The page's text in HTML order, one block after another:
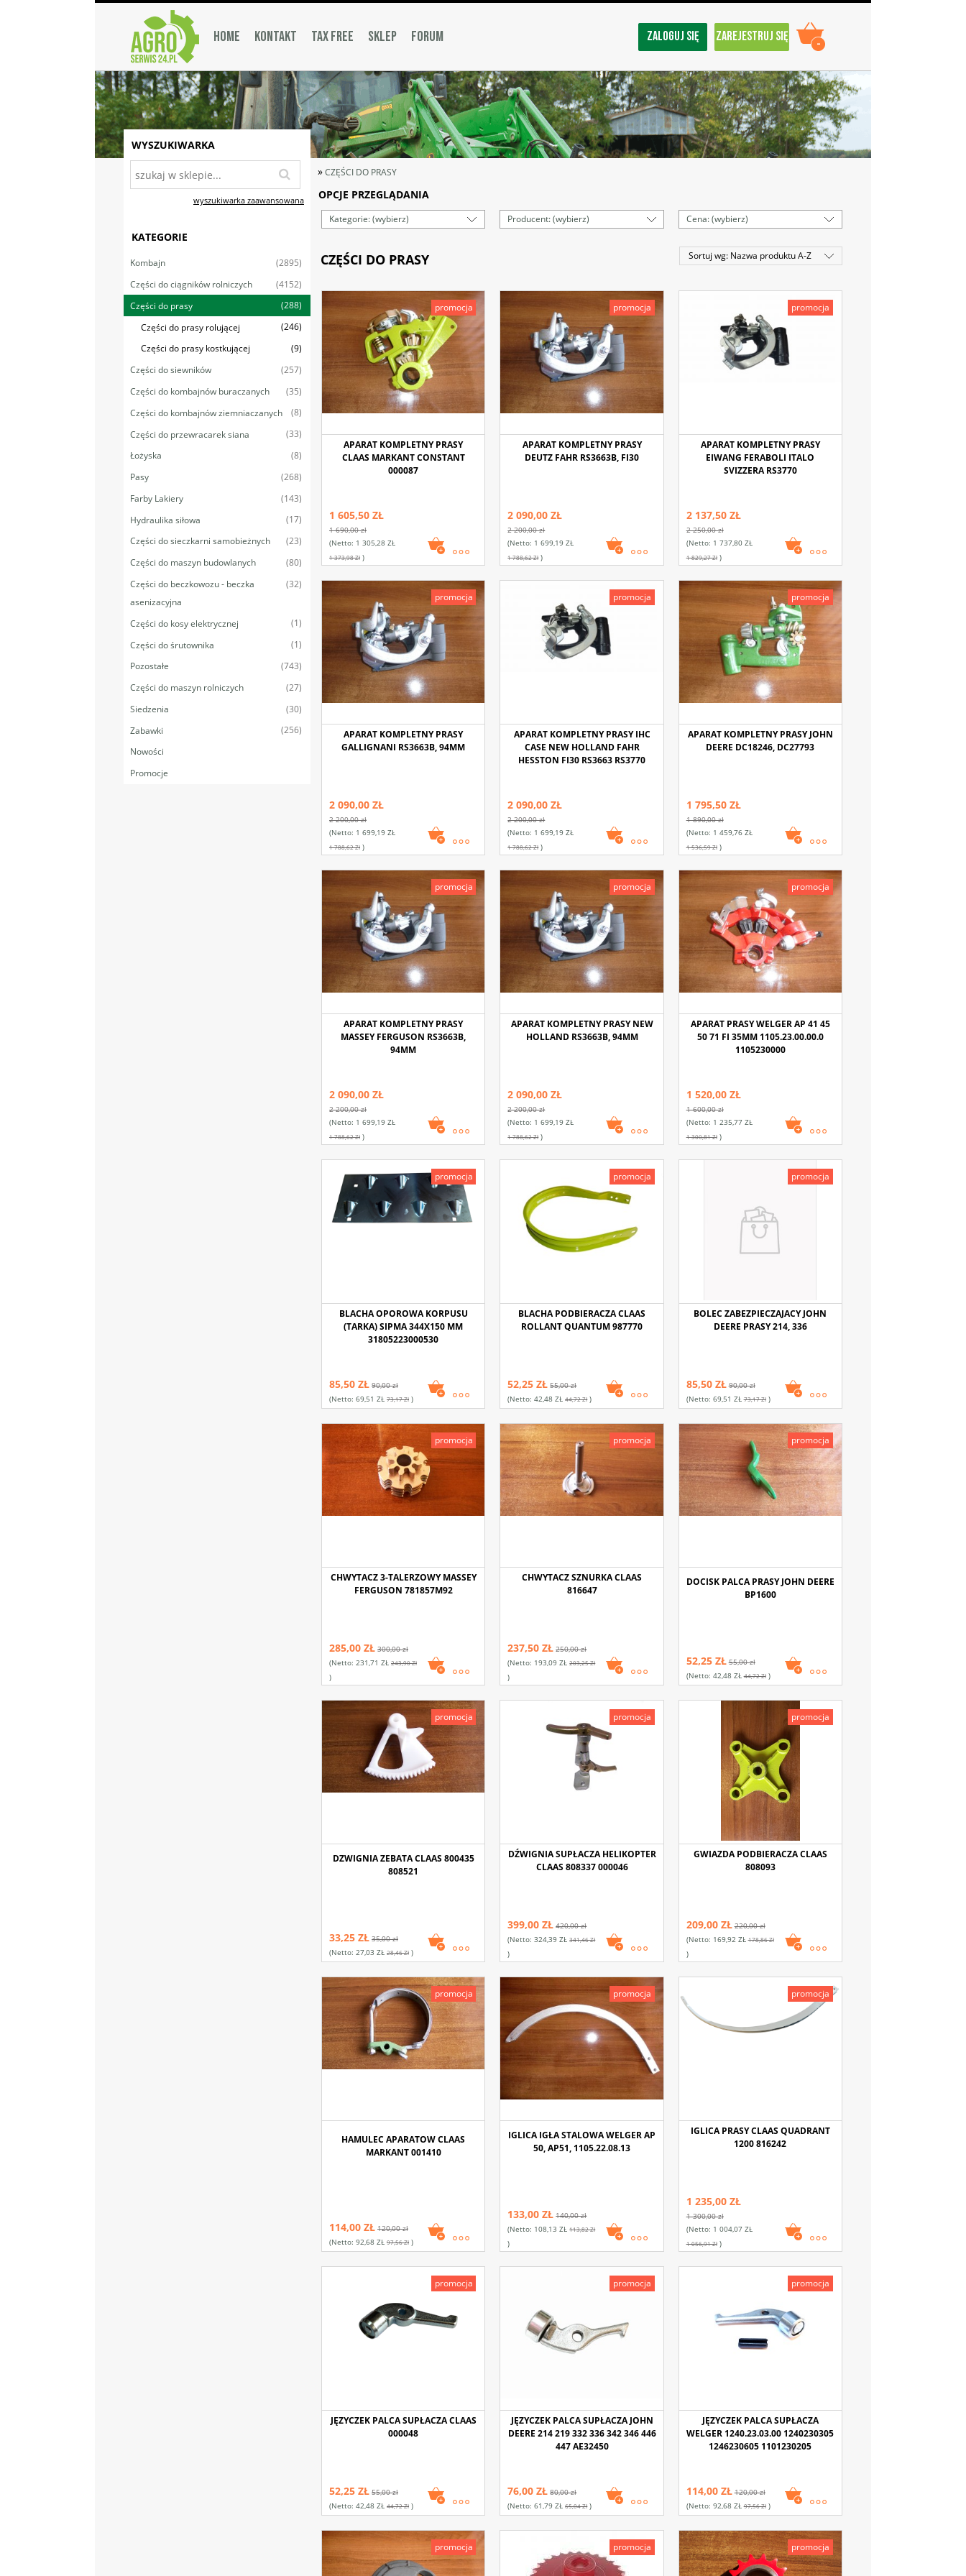
HOME KONTAKT TAX FREE SKLEP FORUM ZALOGUJ SIĘ ZAREJESTRUJ SIĘ
-
WYSZUKIWARKA
wyszukiwarka zaawansowana
KATEGORIE
Kombajn
(2895)
Części do ciągników rolniczych
(4152)
Części do prasy
(288)
Części do prasy rolującej
(246)
Części do prasy kostkującej
(9)
Części do siewników
(257)
Części do kombajnów buraczanych
(35)
Części do kombajnów ziemniaczanych
(8)
Części do przewracarek siana
(33)
Łożyska
(8)
Pasy
(268)
Farby Lakiery
(143)
Hydraulika siłowa
(17)
Części do sieczkarni samobieżnych
(23)
Części do maszyn budowlanych
(80)
Części do beczkowozu - beczka
asenizacyjna
(32)
Części do kosy elektrycznej
(1)
Części do śrutownika
(1)
Pozostałe
(743)
Części do maszyn rolniczych
(27)
Siedzenia
(30)
Zabawki
(256)
Nowości
Promocje
»CZĘŚCI DO PRASY
OPCJE PRZEGLĄDANIA
Kategorie: (wybierz) Producent: (wybierz) Cena: (wybierz)
CZĘŚCI DO PRASY Sortuj wg: Nazwa produktu A-Z
APARAT KOMPLETNY PRASY
CLAAS MARKANT CONSTANT
000087
1 605,50 ZŁ
1 690,00 zł
(netto: 1 305,28 ZŁ
1 373,98 Zł )
promocja
APARAT KOMPLETNY PRASY
DEUTZ FAHR RS3663B, FI30
2 090,00 ZŁ
2 200,00 zł
(netto: 1 699,19 ZŁ
1 788,62 Zł)
promocja
APARAT KOMPLETNY PRASY
EIWANG FERABOLI ITALO
SVIZZERA RS3770
2 137,50 ZŁ
2 250,00 zł
(netto: 1 737,80 ZŁ
1 829,27 Zł)
promocja
APARAT KOMPLETNY PRASY
GALLIGNANI RS3663B, 94MM
2 090,00 ZŁ
2 200,00 zł
(netto: 1 699,19 ZŁ
1 788,62 Zł )
promocja
APARAT KOMPLETNY PRASY IHC
CASE NEW HOLLAND FAHR
HESSTON FI30 RS3663 RS3770
2 090,00 ZŁ
2 200,00 zł
(netto: 1 699,19 ZŁ
1 788,62 Zł)
promocja
APARAT KOMPLETNY PRASY JOHN
DEERE DC18246, DC27793
1 795,50 ZŁ
1 890,00 zł
(netto: 1 459,76 ZŁ
1 536,59 Zł)
promocja
APARAT KOMPLETNY PRASY
MASSEY FERGUSON RS3663B,
94MM
2 090,00 ZŁ
2 200,00 zł
(netto: 1 699,19 ZŁ
1 788,62 Zł )
promocja
APARAT KOMPLETNY PRASY NEW
HOLLAND RS3663B, 94MM
2 090,00 ZŁ
2 200,00 zł
(netto: 1 699,19 ZŁ
1 788,62 Zł)
promocja
APARAT PRASY WELGER AP 41 45
50 71 FI 35MM 1105.23.00.00.0
1105230000
1 520,00 ZŁ
1 600,00 zł
(netto: 1 235,77 ZŁ
1 300,81 Zł)
promocja
BLACHA OPOROWA KORPUSU
(TARKA) SIPMA 344X150 MM
31805223000530
85,50 ZŁ 90,00 zł
(netto: 69,51 ZŁ 73,17 Zł )
promocja
BLACHA PODBIERACZA CLAAS
ROLLANT QUANTUM 987770
52,25 ZŁ 55,00 zł
(netto:42,48 ZŁ 44,72 Zł)
promocja
BOLEC ZABEZPIECZAJACY JOHN
DEERE PRASY 214, 336
85,50 ZŁ 90,00 zł
(netto: 69,51 ZŁ 73,17 Zł)
promocja
CHWYTACZ 3-TALERZOWY MASSEY
FERGUSON 781857M92
285,00 ZŁ 300,00 zł
(netto: 231,71 ZŁ 243,90 Zł
)
promocja
CHWYTACZ SZNURKA CLAAS
816647
237,50 ZŁ 250,00 zł
(netto: 193,09 ZŁ 203,25 Zł
)
promocja
DOCISK PALCA PRASY JOHN DEERE
BP1600
52,25 ZŁ 55,00 zł
(netto: 42,48 ZŁ 44,72 Zł)
promocja
DZWIGNIA ZEBATA CLAAS 800435
808521
33,25 ZŁ 35,00 zł
(netto: 27,03 ZŁ 28,46 Zł )
promocja
DŹWIGNIA SUPŁACZA HELIKOPTER
CLAAS 808337 000046
399,00 ZŁ 420,00 zł
(netto:324,39 ZŁ 341,46 Zł
)
promocja
GWIAZDA PODBIERACZA CLAAS
808093
209,00 ZŁ 220,00 zł
(netto: 169,92 ZŁ 178,86 Zł
)
promocja
HAMULEC APARATOW CLAAS
MARKANT 001410
114,00 ZŁ 120,00 zł
(netto: 92,68 ZŁ 97,56 Zł )
promocja
IGLICA IGŁA STALOWA WELGER AP
50, AP51, 1105.22.08.13
133,00 ZŁ 140,00 zł
(netto: 108,13 ZŁ 113,82 Zł
)
promocja
IGLICA PRASY CLAAS QUADRANT
1200 816242
1 235,00 ZŁ
1 300,00 zł
(netto: 1 004,07 ZŁ
1 056,91 Zł)
promocja
JĘZYCZEK PALCA SUPŁACZA CLAAS
000048
52,25 ZŁ 55,00 zł
(netto: 42,48 ZŁ 44,72 Zł )
promocja
JĘZYCZEK PALCA SUPŁACZA JOHN
DEERE 214 219 332 336 342 346 446
447 AE32450
76,00 ZŁ 80,00 zł
(netto:61,79 ZŁ 65,04 Zł)
promocja
JĘZYCZEK PALCA SUPŁACZA
WELGER 1240.23.03.00 1240230305
1246230605 1101230205
114,00 ZŁ 120,00 zł
(netto: 92,68 ZŁ 97,56 Zł)
promocja
promocja promocja promocja